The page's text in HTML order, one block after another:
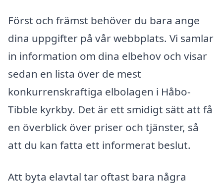
Först och främst behöver du bara ange
dina uppgifter på vår webbplats. Vi samlar
in information om dina elbehov och visar
sedan en lista över de mest
konkurrenskraftiga elbolagen i Håbo-
Tibble kyrkby. Det är ett smidigt sätt att få
en överblick över priser och tjänster, så
att du kan fatta ett informerat beslut.
Att byta elavtal tar oftast bara några